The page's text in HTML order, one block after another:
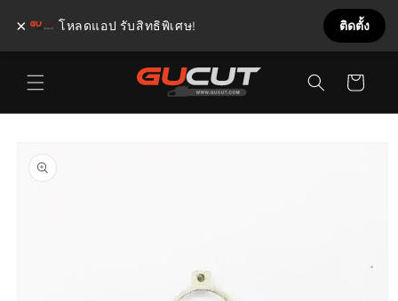
ข้ามไป
ยัง
เนื้อหา
สินค้า
ยังข้อมูล
สินค้า
× โหลดแอป รับสิทธิพิเศษ! ติดตั้ง